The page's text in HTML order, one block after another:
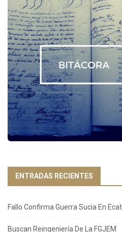
ENTRADAS RECIENTES
Fallo Confirma Guerra Sucia En
Buscan Reingeniería De La FGJEM